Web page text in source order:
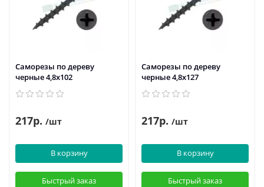
Саморезы по дереву
черные 4,8х102
217р. /шт
В корзину
Быстрый заказ
Саморезы по дереву
черные 4,8х127
217р. /шт
В корзину
Быстрый заказ